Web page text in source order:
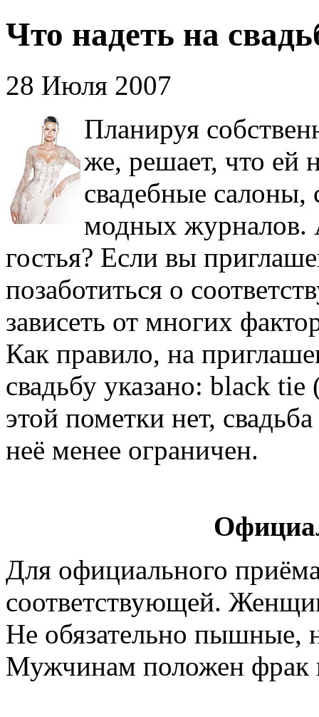
Что надеть на
28 Июля 2007
Планируя
же, решает, что ей
свадебные салоны,
модных журналов.
гостья? Если вы
позаботиться о
зависеть от многих
Как правило, на
свадьбу указано: black tie
этой пометки нет,
неё менее ограничен.
Для официального
соответствующей.
Не обязательно пышные,
Мужчинам положен фрак